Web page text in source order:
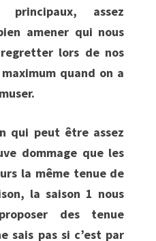
principaux, assez
amener qui nous
lors de nos
quand on a
qui peut être assez
dommage que les
la même tenue de
la saison 1 nous
des tenue
sais pas si c’est par